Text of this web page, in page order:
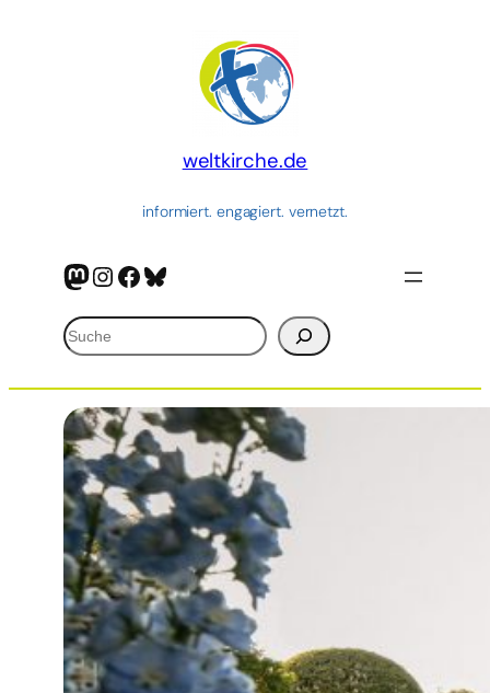
weltkirche.de
informiert. engagiert. vernetzt.
Mastodon
Instagram
Facebook
Bluesky
Suchen